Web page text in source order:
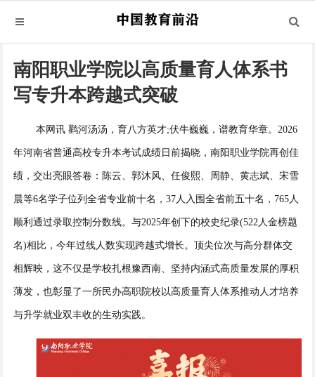
南阳职业学院以高质量育人体系书
写专升本跨越式突破
本网讯 鹳河汤汤，育八方英才;伏牛巍巍，谱教育华章。2026
年河南省普通高校专升本考试成绩日前揭晓，南阳职业学院再创佳
绩，交出亮眼答卷：陈云、郭沐风、任俊熙、周静、黄志斌、宋雪
晨等6名学子位列全省专业前十名，37人入围全省前五十名，765人
顺利通过录取控制分数线。与2025年创下的校史纪录(522人金榜题
名)相比，今年过线人数实现跨越式增长。顶尖位次与高分群体交
相辉映，这不仅是学校扎根豫西南、坚持内涵式高质量发展的厚积
薄发，也彰显了一所民办高职院校以高质量育人体系推动人才培养
与升学就业双丰收的生动实践。